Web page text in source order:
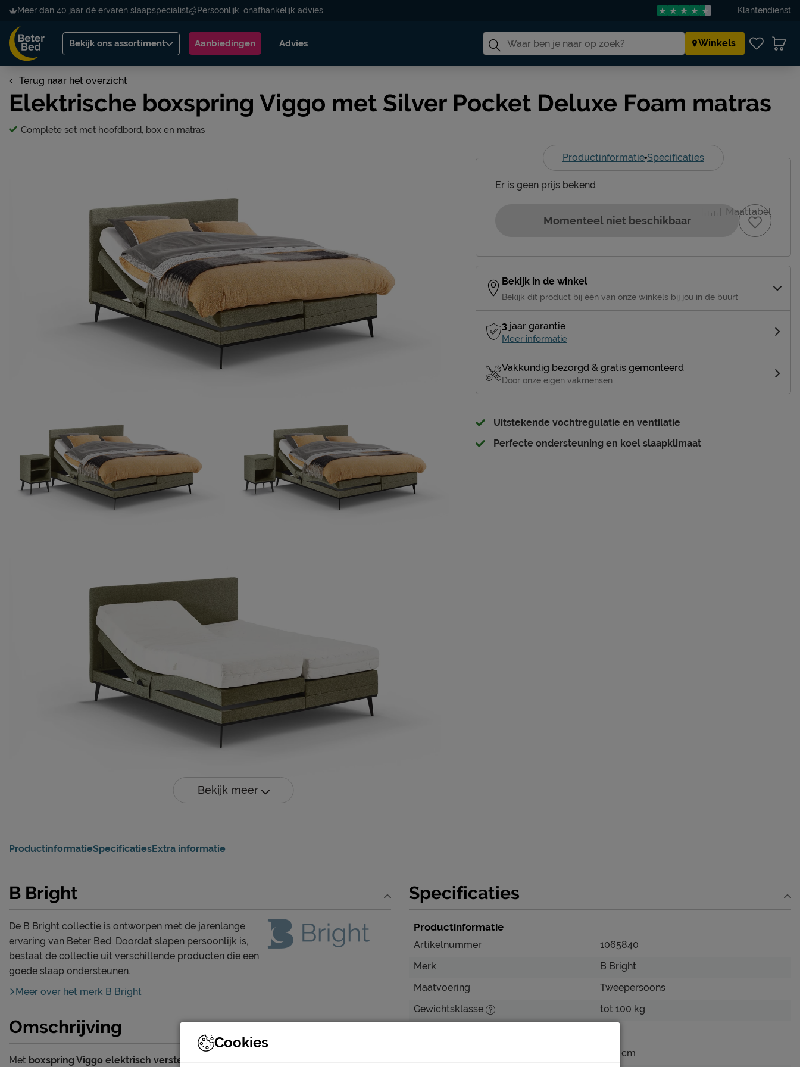
Meer dan 40 jaar dé ervaren slaapspecialist Persoonlijk, onafhankelijk advies Klantendienst
Bekijk ons assortiment Aanbiedingen Advies Winkels
Terug naar het overzicht
Elektrische boxspring Viggo met Silver Pocket Deluxe Foam matras
Complete set met hoofdbord, box en matras
Bekijk meer
Productinformatie Specificaties
Maattabel
Er is geen prijs bekend
Momenteel niet beschikbaar
Bekijk in de winkel
Bekijk dit product bij één van onze winkels bij jou in de buurt
3 jaar garantie
Meer informatie
Vakkundig bezorgd & gratis gemonteerd
Door onze eigen vakmensen
Uitstekende vochtregulatie en ventilatie
Perfecte ondersteuning en koel slaapklimaat
ProductinformatieSpecificatiesExtra informatie
B Bright
De B Bright collectie is ontworpen met de jarenlange
ervaring van Beter Bed. Doordat slapen persoonlijk is,
bestaat de collectie uit verschillende producten die een
goede slaap ondersteunen.
Meer over het merk B Bright
Omschrijving
Met boxspring Viggo elektrisch verstelbaar met Silver Pocket Deluxe Foam
Specificaties
Productinformatie
Artikelnummer
1065840
Merk
B Bright
Maatvoering
Tweepersoons
Gewichtsklasse
tot 100 kg
66,5 cm
Cookies